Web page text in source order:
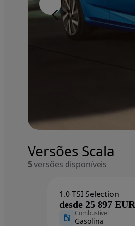
Versões Scala
5versões disponíveis
1.0 TSI Selection
desde 25 897 EUR
Combustível
Gasolina